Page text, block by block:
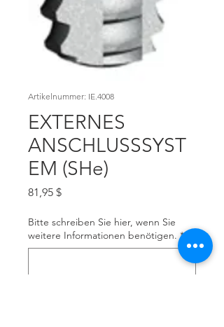
Artikelnummer: IE.4008
EXTERNES
ANSCHLUSSSYST
EM (SHe)
81,95 $Preis
Bitte schreiben Sie hier, wenn Sie
weitere Informationen benötigen. *